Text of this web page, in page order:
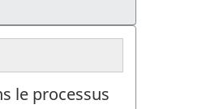
le processus